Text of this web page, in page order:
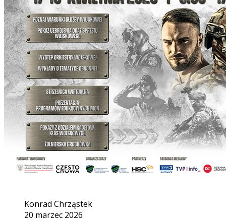
Konrad Chrząstek
20 marzec 2026